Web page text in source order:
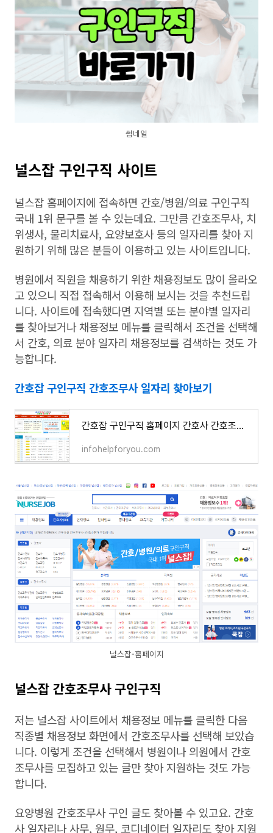
썸네일
널스잡 구인구직 사이트
널스잡 홈페이지에 접속하면 간호/병원/의료 구인구직
국내 1위 문구를 볼 수 있는데요. 그만큼 간호조무사, 치
위생사, 물리치료사, 요양보호사 등의 일자리를 찾아 지
원하기 위해 많은 분들이 이용하고 있는 사이트입니다.
병원에서 직원을 채용하기 위한 채용정보도 많이 올라오
고 있으니 직접 접속해서 이용해 보시는 것을 추천드립
니다. 사이트에 접속했다면 지역별 또는 분야별 일자리
를 찾아보거나 채용정보 메뉴를 클릭해서 조건을 선택해
서 간호, 의료 분야 일자리 채용정보를 검색하는 것도 가
능합니다.
간호잡 구인구직 간호조무사 일자리 찾아보기
간호잡 구인구직 홈페이지 간호사 간호조무사 병원 일자리
infohelpforyou.com
널스잡-홈페이지
널스잡 간호조무사 구인구직
저는 널스잡 사이트에서 채용정보 메뉴를 클릭한 다음
직종별 채용정보 화면에서 간호조무사를 선택해 보았습
니다. 이렇게 조건을 선택해서 병원이나 의원에서 간호
조무사를 모집하고 있는 글만 찾아 지원하는 것도 가능
합니다.
요양병원 간호조무사 구인 글도 찾아볼 수 있고요. 간호
사 일자리나 사무, 원무, 코디네이터 일자리도 찾아 지원